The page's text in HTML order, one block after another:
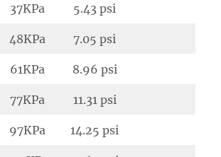
37KPa 5.43 psi
48KPa 7.05 psi
61KPa 8.96 psi
77KPa 11.31 psi
97KPa 14.25 psi